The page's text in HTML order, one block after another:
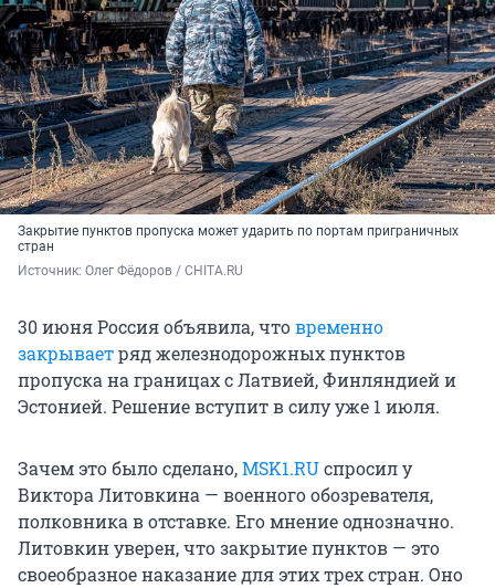
Закрытие пунктов пропуска может ударить по портам приграничных
стран
Источник: Олег Фёдоров / CHITA.RU
30 июня Россия объявила, чтовременно
закрываетряд железнодорожных пунктов
пропуска на границах с Латвией, Финляндией и
Эстонией. Решение вступит в силу уже 1 июля.
Зачем это было сделано,MSK1.RUспросил у
Виктора Литовкина — военного обозревателя,
полковника в отставке. Его мнение однозначно.
Литовкин уверен, что закрытие пунктов — это
своеобразное наказание для этих трех стран. Оно